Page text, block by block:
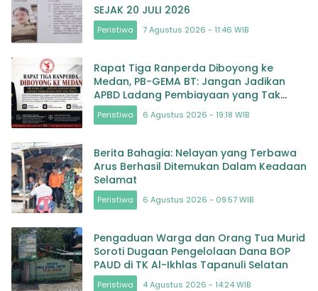
SEJAK 20 JULI 2026
Peristiwa 7 Agustus 2026 - 11:46 WIB
Rapat Tiga Ranperda Diboyong ke
Medan, PB-GEMA BT: Jangan Jadikan
APBD Ladang Pembiayaan yang Tak
Perlu
Peristiwa 6 Agustus 2026 - 19:18 WIB
Berita Bahagia: Nelayan yang Terbawa
Arus Berhasil Ditemukan Dalam Keadaan
Selamat
Peristiwa 6 Agustus 2026 - 09:57 WIB
Pengaduan Warga dan Orang Tua Murid
Soroti Dugaan Pengelolaan Dana BOP
PAUD di TK Al-Ikhlas Tapanuli Selatan
Peristiwa 4 Agustus 2026 - 14:24 WIB